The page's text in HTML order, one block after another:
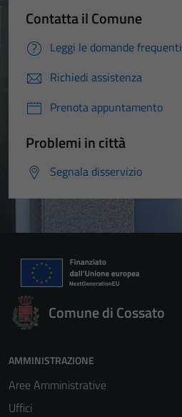
Contatta il Comune
Leggi le domande frequenti
Richiedi assistenza
Prenota appuntamento
Problemi in città
Segnala disservizio
Comune di Cossato
AMMINISTRAZIONE
Aree Amministrative
Uffici